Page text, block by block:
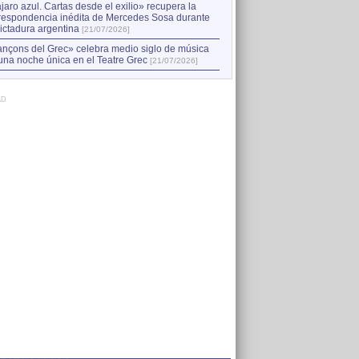
azul. Cartas desde el exilio» recupera la
inédita de Mercedes Sosa durante
argentina [21/07/2026]
del Grec» celebra medio siglo de música
noche única en el Teatre Grec [21/07/2026]